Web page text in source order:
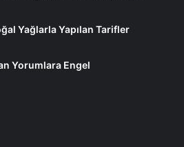
Yağlarla Yapılan Tarifler
Yorumlara Engel